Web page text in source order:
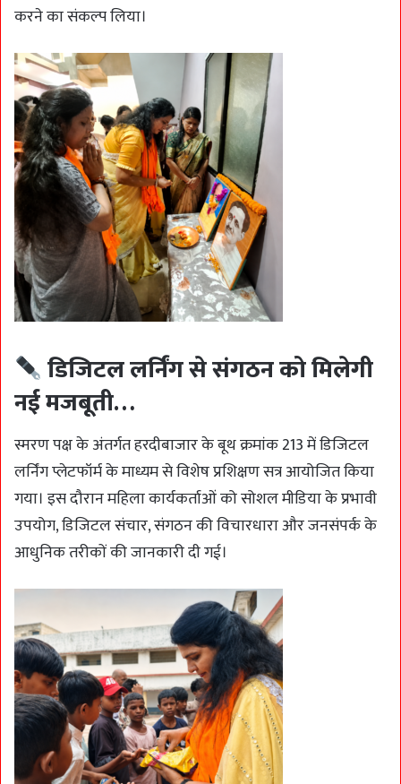
करने का संकल्प लिया।
डिजिटल लर्निंग से संगठन को मिलेगी
नई मजबूती…
स्मरण पक्ष के अंतर्गत हरदीबाजार के बूथ क्रमांक 213 में डिजिटल
लर्निंग प्लेटफॉर्म के माध्यम से विशेष प्रशिक्षण सत्र आयोजित किया
गया। इस दौरान महिला कार्यकर्ताओं को सोशल मीडिया के प्रभावी
उपयोग, डिजिटल संचार, संगठन की विचारधारा और जनसंपर्क के
आधुनिक तरीकों की जानकारी दी गई।